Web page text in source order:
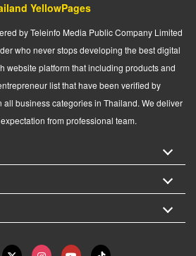
YellowPages
by Teleinfo Media Public Company Limited
who never stops developing the best digital
website platform that including products and
list that have been verified by
business categories in Thailand. We deliver
from professional team.